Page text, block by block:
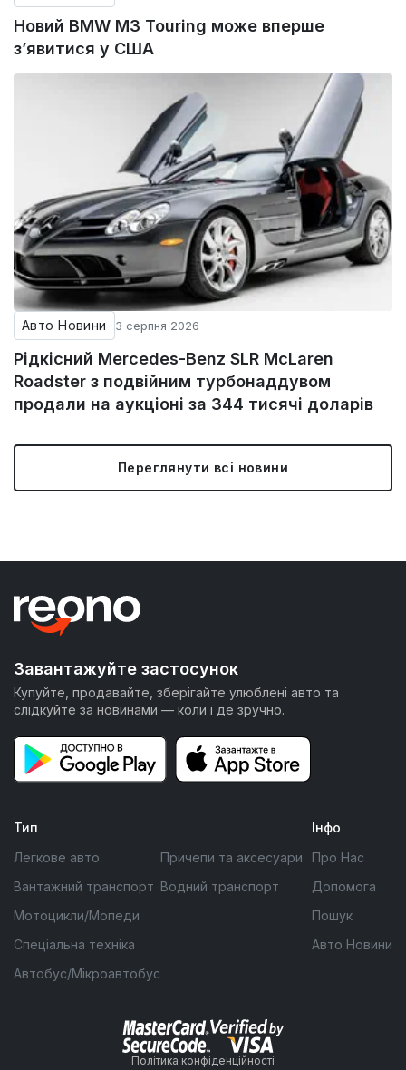
Новий BMW M3 Touring може вперше
з’явитися у США
Авто Новини 3 серпня 2026
Рідкісний Mercedes-Benz SLR McLaren
Roadster з подвійним турбонаддувом
продали на аукціоні за 344 тисячі доларів
Переглянути всі новини
Завантажуйте застосунок
Купуйте, продавайте, зберігайте улюблені авто та
слідкуйте за новинами — коли і де зручно.
Тип
Легкове авто
Вантажний транспорт
Мотоцикли/Мопеди
Спеціальна техніка
Автобус/Мікроавтобус
Причепи та аксесуари
Водний транспорт
Інфо
Про Нас
Допомога
Пошук
Авто Новини
Політика конфіденційності